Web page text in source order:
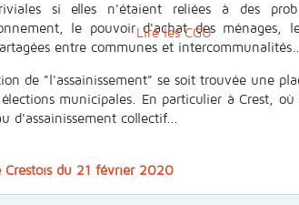
si elles n'étaient reliées à des
le pouvoir d'achat des ménages,
entre communes et intercommunalités...
de "l'assainissement" se soit trouvée une
municipales. En particulier à Crest, où
d'assainissement collectif...
Crestois du 21 février 2020
Lire les CGU